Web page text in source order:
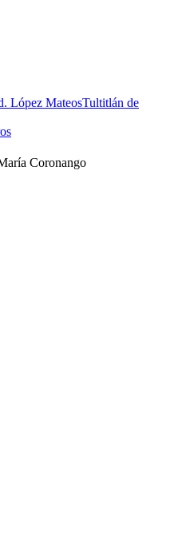
López MateosTultitlán de
Coronango